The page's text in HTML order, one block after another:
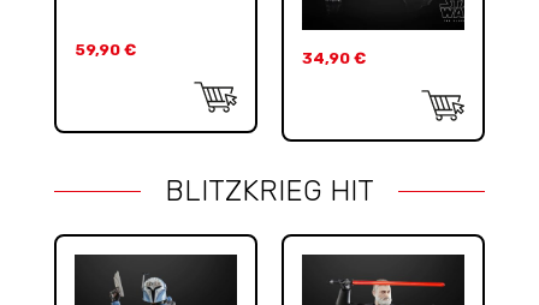
59,90 € 34,90 €
BLITZKRIEG HIT